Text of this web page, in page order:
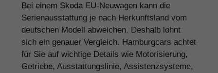
Bei einem Skoda EU-Neuwagen kann die
Serienausstattung je nach Herkunftsland vom
deutschen Modell abweichen. Deshalb lohnt
sich ein genauer Vergleich. Hamburgcars achtet
für Sie auf wichtige Details wie Motorisierung,
Getriebe, Ausstattungslinie, Assistenzsysteme,